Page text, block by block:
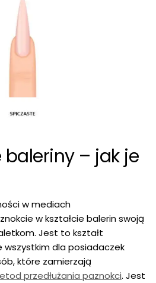
baleriny – jak je
w mediach
w kształcie balerin swoją
Jest to kształt
wszystkim dla posiadaczek
które zamierzają
przedłużania paznokci. Jest